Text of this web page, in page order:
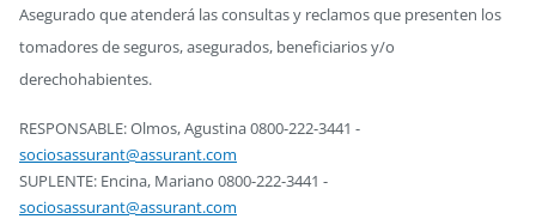
Asegurado que atenderá las consultas y reclamos que presenten los
tomadores de seguros, asegurados, beneficiarios y/o
derechohabientes.
RESPONSABLE: Olmos, Agustina 0800-222-3441 -
sociosassurant@assurant.com
SUPLENTE: Encina, Mariano 0800-222-3441 -
sociosassurant@assurant.com